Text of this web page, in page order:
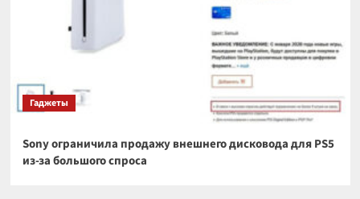
Гаджеты
Sony ограничила продажу внешнего дисковода для PS5
из-за большого спроса